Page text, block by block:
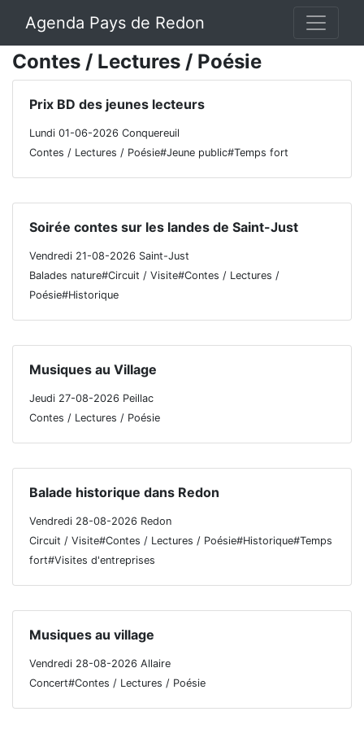
Agenda Pays de Redon
Contes / Lectures / Poésie
Prix BD des jeunes lecteurs
Lundi 01-06-2026 Conquereuil
Contes / Lectures / Poésie#Jeune public#Temps fort
Soirée contes sur les landes de Saint-Just
Vendredi 21-08-2026 Saint-Just
Balades nature#Circuit / Visite#Contes / Lectures /
Poésie#Historique
Musiques au Village
Jeudi 27-08-2026 Peillac
Contes / Lectures / Poésie
Balade historique dans Redon
Vendredi 28-08-2026 Redon
Circuit / Visite#Contes / Lectures / Poésie#Historique#Temps
fort#Visites d'entreprises
Musiques au village
Vendredi 28-08-2026 Allaire
Concert#Contes / Lectures / Poésie